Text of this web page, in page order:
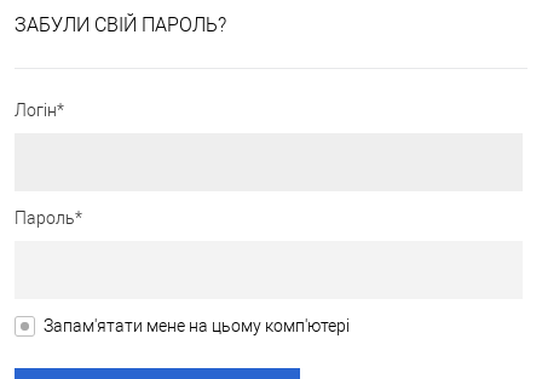
ЗАБУЛИ СВІЙ ПАРОЛЬ?
Логін*
Пароль*
Запам'ятати мене на цьому комп'ютері